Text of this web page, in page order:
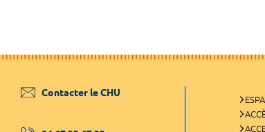
Contacter le CHU